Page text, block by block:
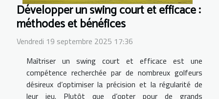
Développer un swing court et efficace :
méthodes et bénéfices
Vendredi 19 septembre 2025 17:36
Maîtriser un swing court et efficace est une
compétence recherchée par de nombreux golfeurs
désireux d’optimiser la précision et la régularité de
leur jeu. Plutôt que d’opter pour de grands